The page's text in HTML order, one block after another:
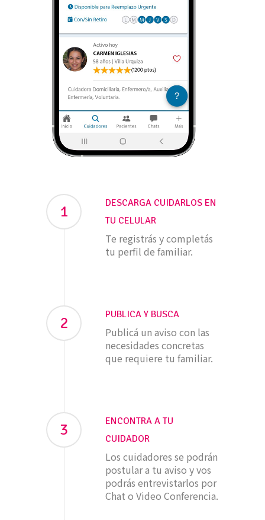
1
DESCARGA CUIDARLOS EN
TU CELULAR
Te registrás y completás
tu perfil de familiar.
2 PUBLICA Y BUSCA
Publicá un aviso con las
necesidades concretas
que requiere tu familiar.
3
ENCONTRA A TU
CUIDADOR
Los cuidadores se podrán
postular a tu aviso y vos
podrás entrevistarlos por
Chat o Video Conferencia.